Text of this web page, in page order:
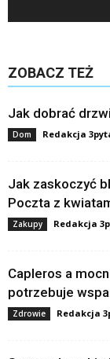
ZOBACZ TEŻ
Jak dobrać
Dom Redakcja
Jak zaskoczyć
Poczta z
Zakupy Redakcja
Capleros a
potrzebuje
Zdrowie Redakcja